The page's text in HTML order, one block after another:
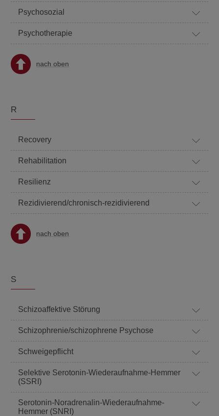
Psychosozial
Psychotherapie
nach oben
R
Recovery
Rehabilitation
Resilienz
Rezidivierend/chronisch-rezidivierend
nach oben
S
Schizoaffektive Störung
Schizophrenie/schizophrene Psychose
Schweigepflicht
Selektive Serotonin-Wiederaufnahme-Hemmer
(SSRI)
Serotonin-Noradrenalin-Wiederaufnahme-
Hemmer (SNRI)